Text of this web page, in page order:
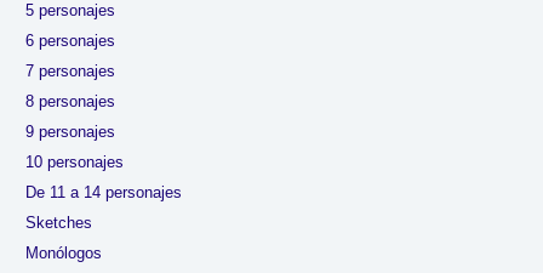
5 personajes
6 personajes
7 personajes
8 personajes
9 personajes
10 personajes
De 11 a 14 personajes
Sketches
Monólogos